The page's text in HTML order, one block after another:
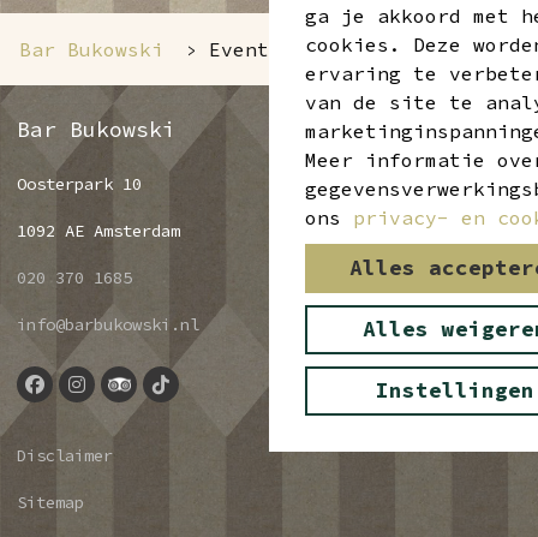
Bar Bukowski > Events
Bar Bukowski
Oosterpark 10
1092 AE Amsterdam
020 370 1685
info@barbukowski.nl
Disclaimer
Sitemap
ga je akkoord met
cookies. Deze
ervaring te
van de site te
Meer informatie
ons privacy- en
Alles
Alles
Instellingen